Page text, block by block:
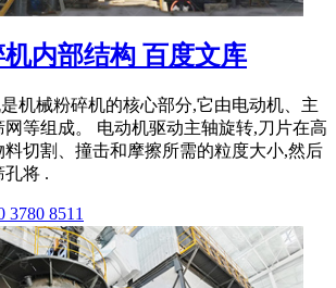
内部结构 百度文库
机械粉碎机的核心部分,它由电动机、主
等组成。 电动机驱动主轴旋转,刀片在高
料切割、撞击和摩擦所需的粒度大小,然后
孔将 .
3780 8511